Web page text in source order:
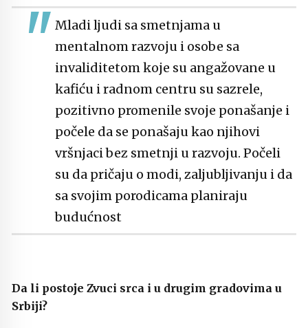
Mladi ljudi sa smetnjama u
mentalnom razvoju i osobe sa
invaliditetom koje su angažovane u
kafiću i radnom centru su sazrele,
pozitivno promenile svoje ponašanje i
počele da se ponašaju kao njihovi
vršnjaci bez smetnji u razvoju. Počeli
su da pričaju o modi, zaljubljivanju i da
sa svojim porodicama planiraju
budućnost
Da li postoje Zvuci srca i u drugim gradovima u
Srbiji?